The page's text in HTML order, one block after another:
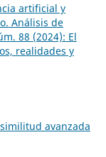
artificial y
Análisis de
88 (2024): El
realidades y
avanzada